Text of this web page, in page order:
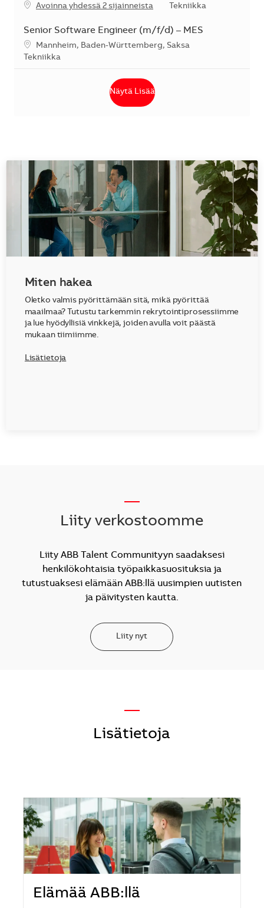
Avoinna yhdessä 2 sijainneista Kategoria
Tekniikka
Senior Software Engineer (m/f/d) – MES
SijaintiMannheim, Baden-Württemberg, Saksa
Kategoria
Tekniikka
Näytä Lisää
Miten hakea
Oletko valmis pyörittämään sitä, mikä pyörittää
maailmaa? Tutustu tarkemmin rekrytointiprosessiimme
ja lue hyödyllisiä vinkkejä, joiden avulla voit päästä
mukaan tiimiimme.
Lisätietoja
Liity verkostoomme
Liity ABB Talent Communityyn saadaksesi
henkilökohtaisia työpaikkasuosituksia ja
tutustuaksesi elämään ABB:llä uusimpien uutisten
ja päivitysten kautta.
Liity nyt
—
Lisätietoja
Elämää ABB:llä